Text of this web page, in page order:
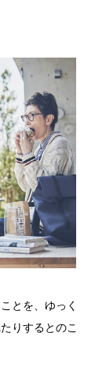
とを、ゆっく
りするとのこ